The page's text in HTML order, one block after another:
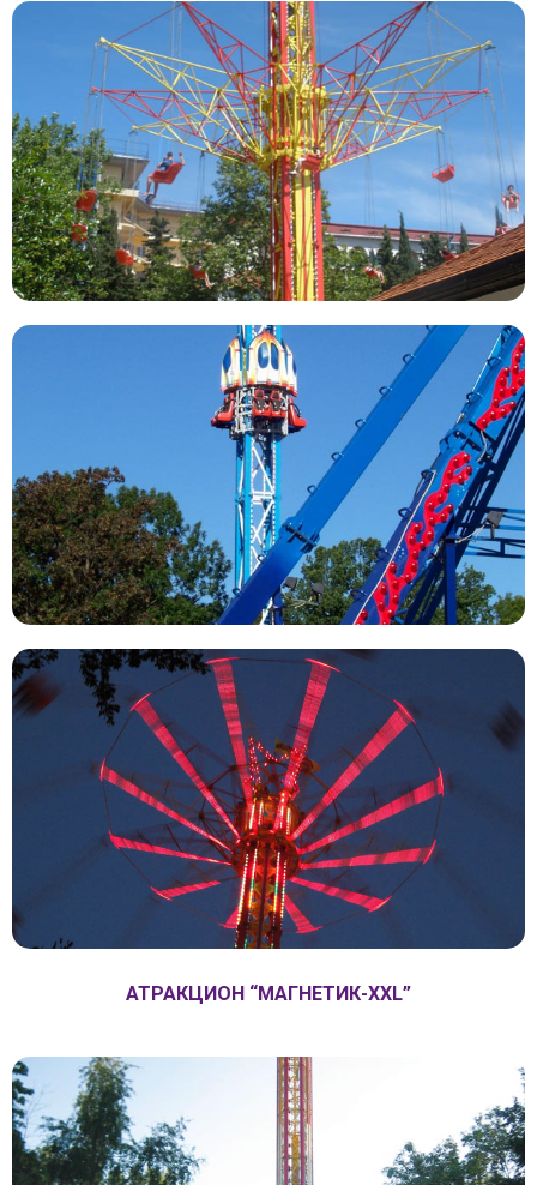
АТРАКЦИОН “МАГНЕТИК-XXL”